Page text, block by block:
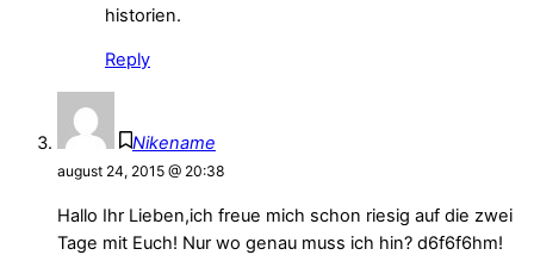
historien.
Reply
Nikename
august 24, 2015 @ 20:38
Hallo Ihr Lieben,ich freue mich schon riesig auf die zwei
Tage mit Euch! Nur wo genau muss ich hin? d6f6f6hm!